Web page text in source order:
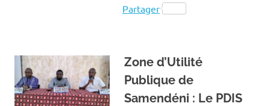
Partager
Zone d’Utilité
Publique de
Samendéni : Le PDIS